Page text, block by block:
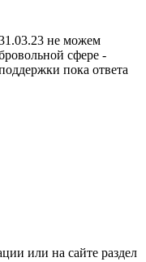
не можем
сфере -
пока ответа
или на сайте раздел